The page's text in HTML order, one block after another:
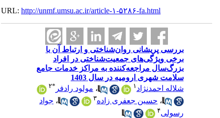
URL:http://unmf.umsu.ac.ir/article-۱-۵۲۸۶-fa.html
بررسی پریشانی روان‌شناختی و ارتباط آن با
برخی ویژگی‌های جمعیت‌شناختی در افراد
بزرگ‌سال مراجعه‌کننده به مراکز خدمات جامع
سلامت شهری ارومیه در سال 1403
شلاله احمدنژاد ۱ ،مولود رادفر* ۲
،حسین جعفری زاده ،جواد
رسولی